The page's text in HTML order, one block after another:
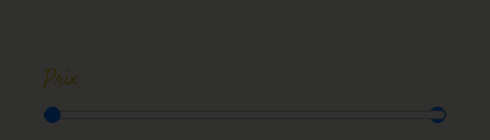
Prix